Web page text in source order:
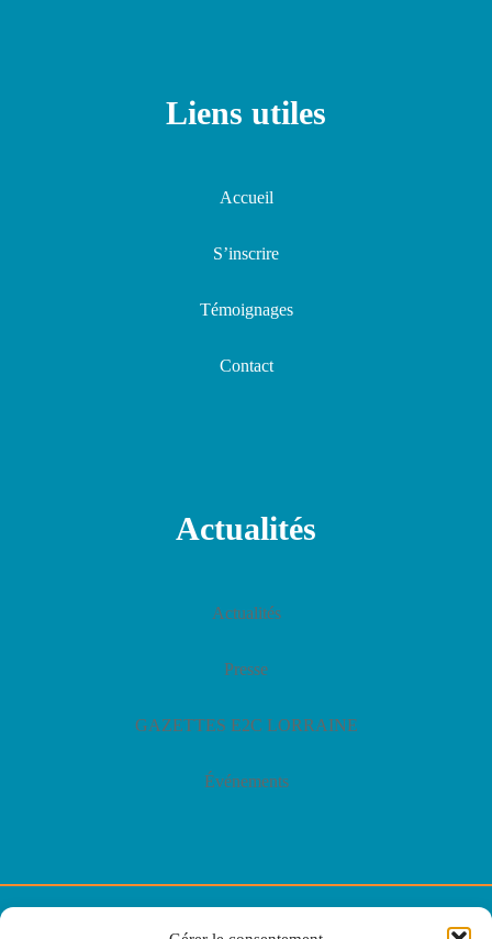
Liens utiles
Accueil
S’inscrire
Témoignages
Contact
Actualités
Actualités
Presse
GAZETTES E2C LORRAINE
Événements
© E2C Lorraine